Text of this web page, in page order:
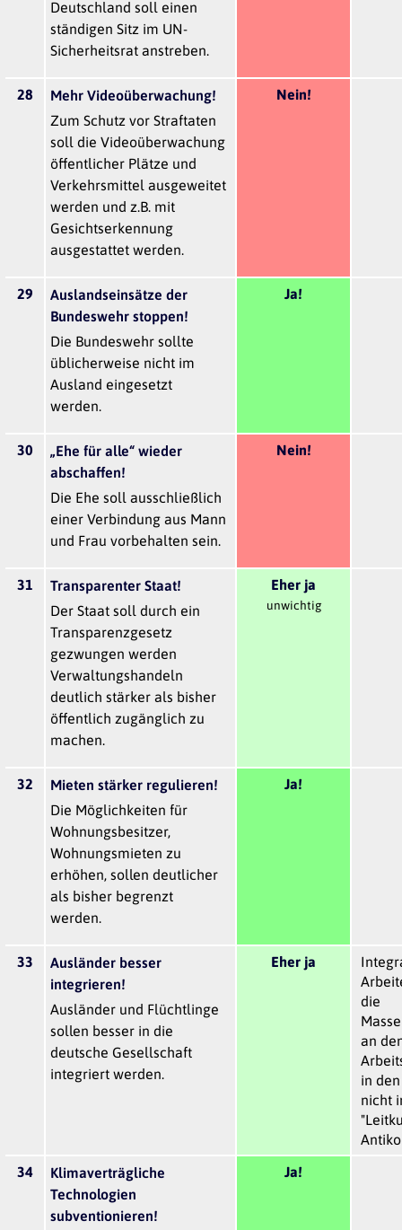
Deutschland soll einen
ständigen Sitz im UN-
Sicherheitsrat anstreben.
28
Mehr Videoüberwachung!
Zum Schutz vor Straftaten
soll die Videoüberwachung
öffentlicher Plätze und
Verkehrsmittel ausgeweitet
werden und z.B. mit
Gesichtserkennung
ausgestattet werden.
Nein!
29
Auslandseinsätze der
Bundeswehr stoppen!
Die Bundeswehr sollte
üblicherweise nicht im
Ausland eingesetzt
werden.
Ja!
30
„Ehe für alle“ wieder
abschaffen!
Die Ehe soll ausschließlich
einer Verbindung aus Mann
und Frau vorbehalten sein.
Nein!
31
Transparenter Staat!
Der Staat soll durch ein
Transparenzgesetz
gezwungen werden
Verwaltungshandeln
deutlich stärker als bisher
öffentlich zugänglich zu
machen.
Eher ja
unwichtig
32
Mieten stärker regulieren!
Die Möglichkeiten für
Wohnungsbesitzer,
Wohnungsmieten zu
erhöhen, sollen deutlicher
als bisher begrenzt
werden.
Ja!
33
Ausländer besser
integrieren!
Ausländer und Flüchtlinge
sollen besser in die
deutsche Gesellschaft
integriert werden.
Eher ja
die
an
in
nicht
34
Klimaverträgliche
Technologien
subventionieren!
Ja!